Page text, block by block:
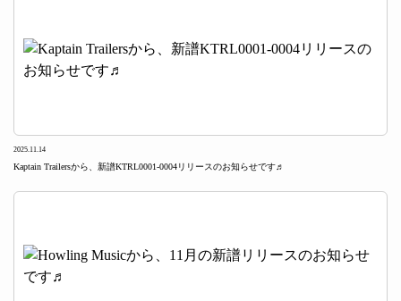
2025.11.14
Kaptain Trailersから、新譜KTRL0001-0004リリースのお知らせです♬